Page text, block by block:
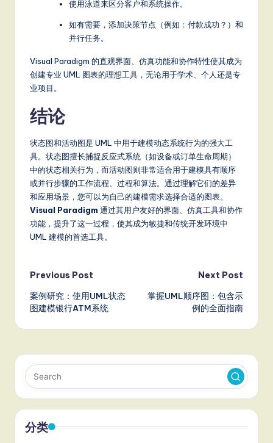
使用泳道来区分客户和系统操作。
如有需要，添加决策节点（例如：付款成功？）和
并行任务。
Visual Paradigm 的直观界面、仿真功能和协作特性使其成为
创建专业 UML 图表的理想工具，无论用于学术、个人还是专
业项目。
结论
状态图和活动图是 UML 中用于建模动态系统行为的强大工
具。状态图擅长捕捉反应式系统（如设备或订单生命周期）
中的状态相关行为，而活动图则非常适合用于建模具有顺序
或并行步骤的工作流程、过程和算法。通过理解它们的差异
和应用场景，您可以为自己的建模需求选择合适的图表。
Visual Paradigm 通过其用户友好的界面、仿真工具和协作
功能，提升了这一过程，使其成为敏捷和传统开发环境中
UML 建模的首选工具。
Post
navigation
Previous Post
案例研究：使用UML状态
图建模银行ATM系统
Next Post
掌握UML顺序图：包含示
例的全面指南
分类